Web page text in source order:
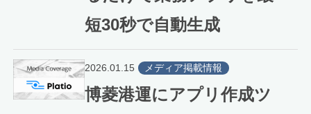
短30秒で自動生成
2026.01.15 メディア掲載情報
博菱港運にアプリ作成ツ